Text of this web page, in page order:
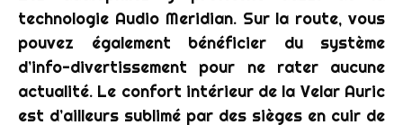
technologie Audio Meridian. Sur la route, vous
pouvez également bénéficier du système
d’info-divertissement pour ne rater aucune
actualité. Le confort intérieur de la Velar Auric
est d’ailleurs sublimé par des sièges en cuir de